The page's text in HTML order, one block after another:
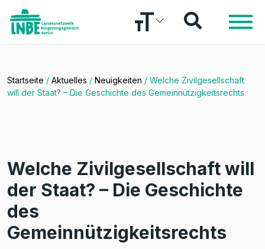
Startseite / Aktuelles / Neuigkeiten / Welche Zivilgesellschaft
will der Staat? – Die Geschichte des Gemeinnützigkeitsrechts
Welche Zivilgesellschaft will
der Staat? – Die Geschichte
des
Gemeinnützigkeitsrechts